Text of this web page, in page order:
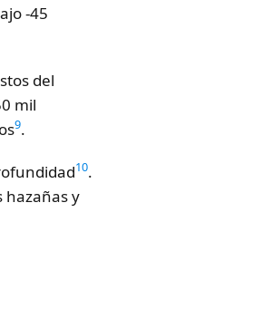
-45
del
mil
9.
10.
hazañas y